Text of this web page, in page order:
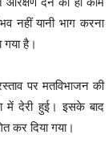
नहीं यानी भाग करना
गया है।
पर मतविभाजन की
में देरी हुई। इसके बाद
कर दिया गया।